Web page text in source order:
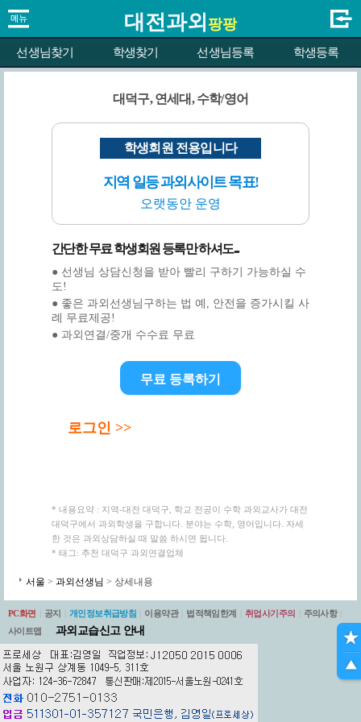
대전과외 팡팡
선생님찾기 학생찾기 선생님등록 학생등록
대덕구, 연세대, 수학/영어
학생회원 전용입니다
지역 일등 과외사이트 목표!
오랫동안 운영
간단한 무료 학생회원 등록만 하셔도...
● 선생님 상담신청을 받아 빨리 구하기 가능하실 수
도!
● 좋은 과외선생님구하는 법 예, 안전을 증가시킬 사
례 무료제공!
● 과외연결/중개 수수료 무료
무료 등록하기
로그인 >>
* 내용요약 : 지역-대전 대덕구, 학교 전공이 수학 과외교사가 대전
대덕구에서 과외학생을 구합니다. 분야는 수학, 영어입니다. 자세
한 것은 과외상담하실 때 말씀 하시면 됩니다.
* 태그: 추천 대덕구 과외연결업체
서울 > 과외선생님 > 상세내용
PC화면 공지 개인정보취급방침 이용약관 법적책임한계 취업사기주의 주의사항
사이트맵
과외교습신고 안내